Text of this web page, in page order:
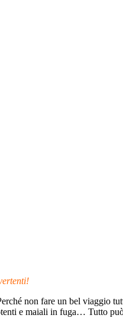
non fare un bel viaggio
e maiali in fuga… Tutto